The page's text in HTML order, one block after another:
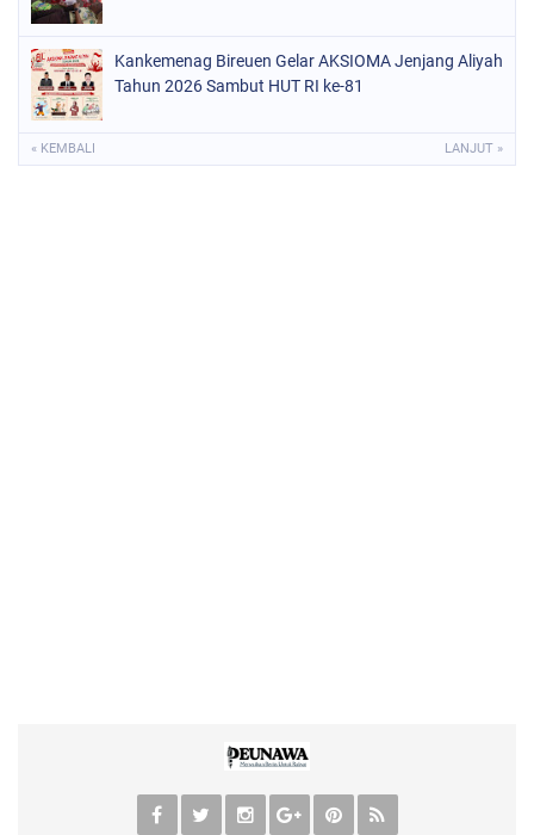
Kankemenag Bireuen Gelar AKSIOMA Jenjang Aliyah
Tahun 2026 Sambut HUT RI ke-81
« KEMBALI LANJUT »